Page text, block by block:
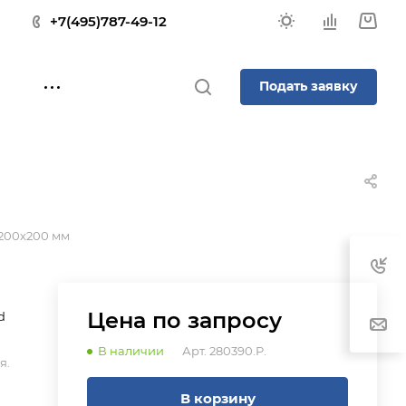
+7(495)787-49-12
Подать заявку
мм
Цена по запросу
В наличии Арт. 280390.P.
В корзину